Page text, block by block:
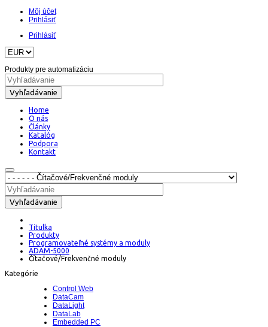
Môj účet
Prihlásiť
Prihlásiť
Produkty pre automatizáciu
Vyhľadávanie
Home
O nás
Články
Katalóg
Podpora
Kontakt
Vyhľadávanie
Titulka
Produkty
Programovateľné systémy a moduly
ADAM-5000
Čítačové/Frekvenčné moduly
Kategórie
Control Web
DataCam
DataLight
DataLab
Embedded PC